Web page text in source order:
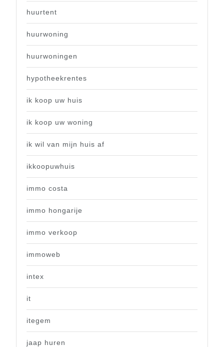
huurtent
huurwoning
huurwoningen
hypotheekrentes
ik koop uw huis
ik koop uw woning
ik wil van mijn huis af
ikkoopuwhuis
immo costa
immo hongarije
immo verkoop
immoweb
intex
it
itegem
jaap huren